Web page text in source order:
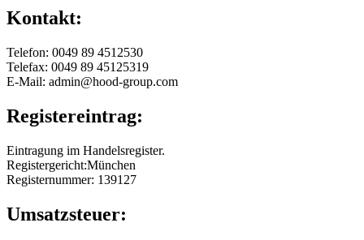
Kontakt:
Telefon: 0049 89 4512530
Telefax: 0049 89 45125319
E-Mail: admin@hood-group.com
Registereintrag:
Eintragung im Handelsregister.
Registergericht:München
Registernummer: 139127
Umsatzsteuer: